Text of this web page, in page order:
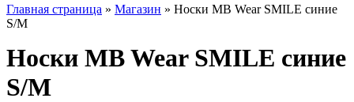
Главная страница » Магазин » Носки MB Wear SMILE синие
S/M
Носки MB Wear SMILE синие
S/M